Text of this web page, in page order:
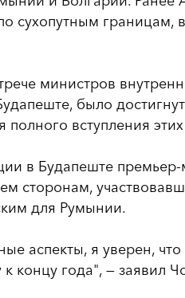
сухопутным границам,
министров
было
полного вступления
в Будапеште
сторонам,
для Румынии.
аспекты, я уверен,
концу года", — заявил